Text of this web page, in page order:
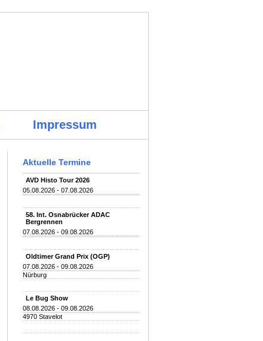
Impressum
Aktuelle Termine
AVD Histo Tour 2026
05.08.2026 - 07.08.2026
58. Int. Osnabrücker ADAC
Bergrennen
07.08.2026 - 09.08.2026
Oldtimer Grand Prix (OGP)
07.08.2026 - 09.08.2026
Nürburg
Le Bug Show
08.08.2026 - 09.08.2026
4970 Stavelot